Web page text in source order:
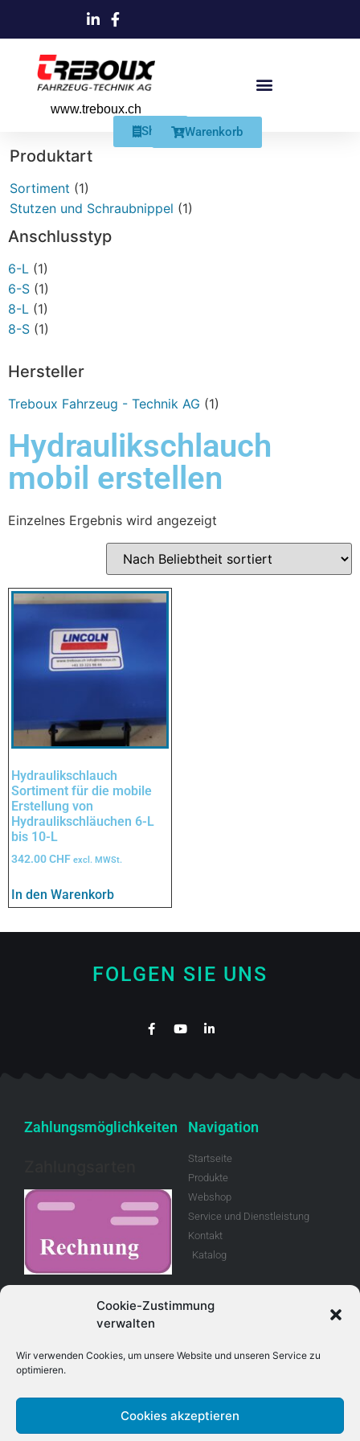
Cookie-Zustimmung
verwalten
Wir verwenden Cookies, um unsere Website und unseren Service zu
optimieren.
Cookies akzeptieren
www.treboux.ch
Shop Warenkorb
Produktart
Sortiment (1)
Stutzen und Schraubnippel (1)
Anschlusstyp
6-L (1)
6-S (1)
8-L (1)
8-S (1)
Hersteller
Treboux Fahrzeug - Technik AG (1)
Hydraulikschlauch
mobil erstellen
Einzelnes Ergebnis wird angezeigt
Hydraulikschlauch
Sortiment für die mobile
Erstellung von
Hydraulikschläuchen 6-L
bis 10-L
342.00CHF excl. MWSt.
In den Warenkorb
FOLGEN SIE UNS
Zahlungsmöglichkeiten
Geschäftsbedingungen
Retouren
Navigation
Startseite
Produkte
Webshop
Service und Dienstleistung
Kontakt
Katalog
Adresse Kontakt